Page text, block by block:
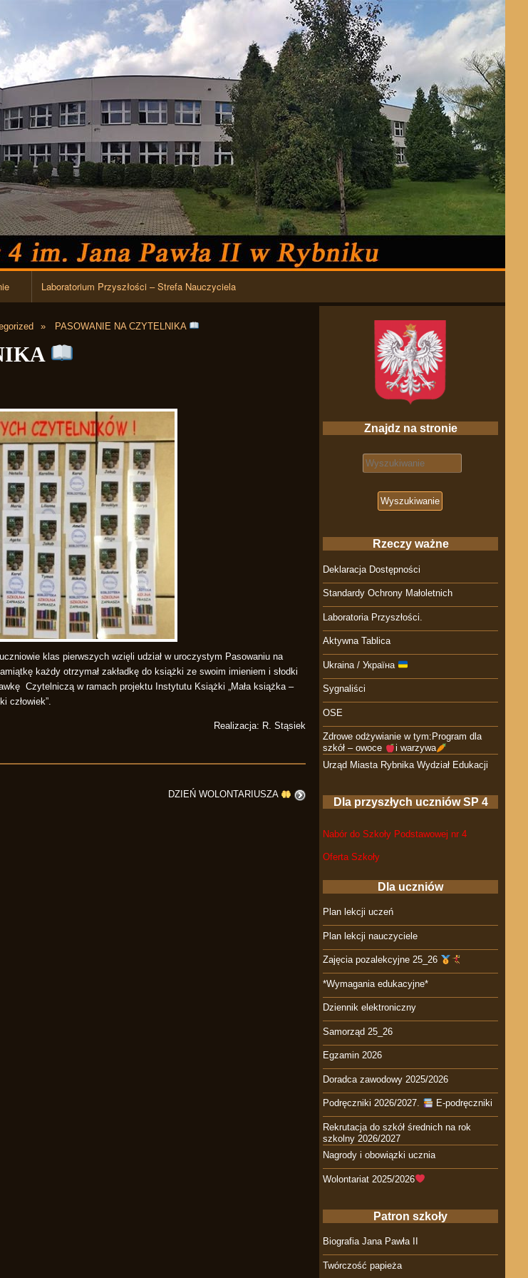
Przejdź do zawartości
Laboratorium Przyszłości – Strefa Nauczyciela
PASOWANIE NA CZYTELNIKA
klas pierwszych wzięli udział w uroczystym Pasowaniu na
każdy otrzymał zakładkę do książki ze swoim imieniem i słodki
Czytelniczą w ramach projektu Instytutu Książki „Mała książka –
człowiek”.
Realizacja: R. Stąsiek
DZIEŃ WOLONTARIUSZA
Znajdz na stronie
Search for:
Rzeczy ważne
Deklaracja Dostępności
Standardy Ochrony Małoletnich
Laboratoria Przyszłości.
Aktywna Tablica
Ukraina / Україна
Sygnaliści
OSE
Zdrowe odżywianie w tym:Program dla
szkół – owoce
i warzywa
Urząd Miasta Rybnika Wydział Edukacji
Dla przyszłych uczniów SP 4
Nabór do Szkoły Podstawowej nr 4
Oferta Szkoły
Dla uczniów
Plan lekcji uczeń
Plan lekcji nauczyciele
Zajęcia pozalekcyjne 25_26
*Wymagania edukacyjne*
Dziennik elektroniczny
Samorząd 25_26
Egzamin 2026
Doradca zawodowy 2025/2026
Podręczniki 2026/2027. E-podręczniki
Rekrutacja do szkół średnich na rok
szkolny 2026/2027
Nagrody i obowiązki ucznia
Wolontariat 2025/2026
Patron szkoły
Biografia Jana Pawła II
Twórczość papieża